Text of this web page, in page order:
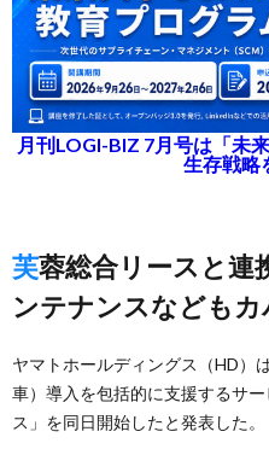
月刊LOGI-BIZ 7月号は「未
生存戦略
芙蓉総合リースと連携、充電施設整備やメ
ンテナンスなどもカ
ヤマトホールディングス（HD）
車）導入を包括的に支援するサ
ス」を同日開始したと発表した。